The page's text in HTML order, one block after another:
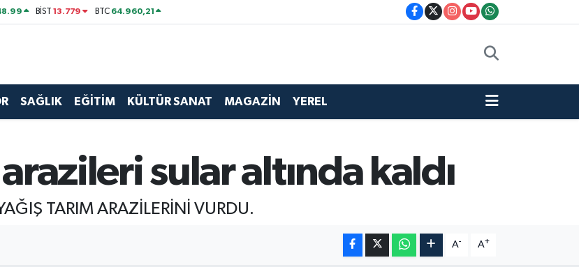
BİST13.779 BTC 64.960,21
SAĞLIK EĞİTİM KÜLTÜR SANAT MAGAZİN YEREL
sular altında kaldı
TARIM ARAZİLERİNİ VURDU.
A- A+